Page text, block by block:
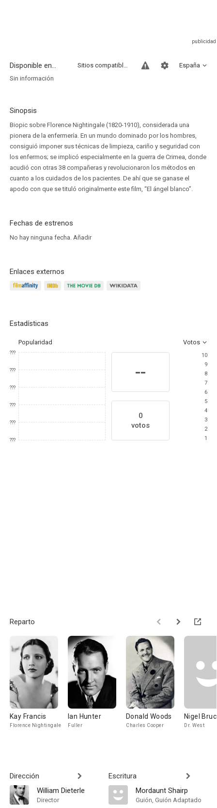
Disponible en... España
Sitios compatibles
Sin información
Sinopsis
Biopic sobre Florence Nightingale (1820-1910), considerada una
pionera de la enfermería. En un mundo dominado por los hombres,
consiguió imponer sus técnicas de limpieza, cariño y seguridad con
los enfermos; se implicó especialmente en la guerra de Crimea, donde
acudió con otras 38 compañeras y revolucionaron los métodos en
cuanto a los cuidados de los pacientes. De ahí que se ganase el
apodo con que se tituló originalmente este film, “El ángel blanco”.
Fechas de estrenos
No hay ninguna fecha. Añadir
Enlaces externos
Estadísticas
Popularidad Votos
???
???
???
???
???
???
--
0
votos
10
9
8
7
6
5
4
3
2
1
Reparto
Kay Francis
Florence Nightingale
Ian Hunter
Fuller
Donald Woods
Charles Cooper
Nigel
Dr. West
Dirección
William Dieterle
Director
Escritura
Mordaunt Shairp
Guión, Guión Adaptado